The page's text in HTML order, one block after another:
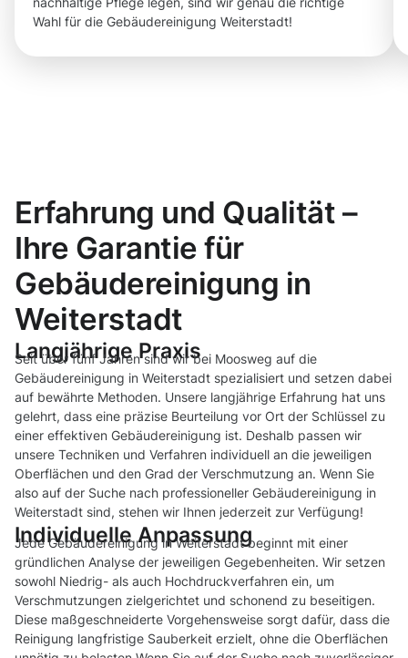
Wahl für die Gebäudereinigung Weiterstadt!
Erfahrung und Qualität –
Ihre Garantie für
Gebäudereinigung in
Weiterstadt
Langjährige Praxis
Seit über fünf Jahren sind wir bei Moosweg auf die
Gebäudereinigung in Weiterstadt spezialisiert und setzen dabei
auf bewährte Methoden. Unsere langjährige Erfahrung hat uns
gelehrt, dass eine präzise Beurteilung vor Ort der Schlüssel zu
einer effektiven Gebäudereinigung ist. Deshalb passen wir
unsere Techniken und Verfahren individuell an die jeweiligen
Oberflächen und den Grad der Verschmutzung an. Wenn Sie
also auf der Suche nach professioneller Gebäudereinigung in
Weiterstadt sind, stehen wir Ihnen jederzeit zur Verfügung!
Individuelle Anpassung
Jede Gebäudereinigung in Weiterstadt beginnt mit einer
gründlichen Analyse der jeweiligen Gegebenheiten. Wir setzen
sowohl Niedrig- als auch Hochdruckverfahren ein, um
Verschmutzungen zielgerichtet und schonend zu beseitigen.
Diese maßgeschneiderte Vorgehensweise sorgt dafür, dass die
Reinigung langfristige Sauberkeit erzielt, ohne die Oberflächen